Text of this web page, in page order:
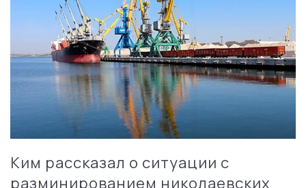
Ким рассказал о ситуации с
разминированием николаевских